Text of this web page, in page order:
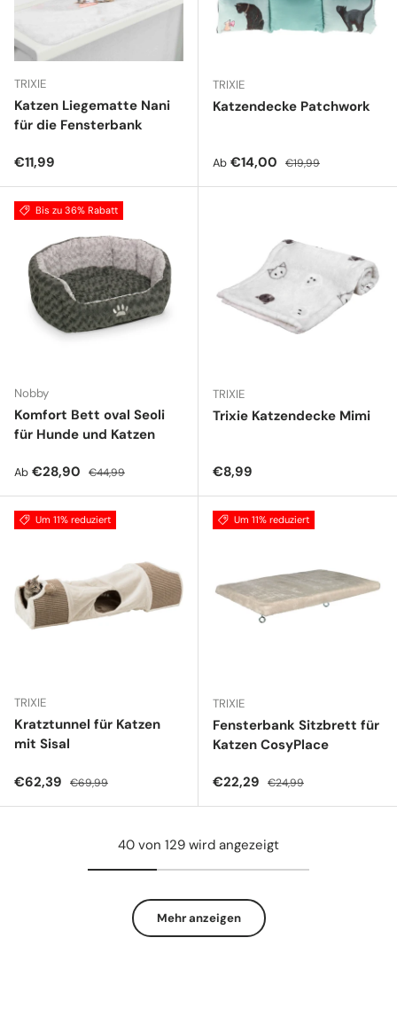
TRIXIE
Katzen Liegematte Nani
für die Fensterbank
Normaler Preis
€11,99
TRIXIE
Katzendecke Patchwork
Verkaufspreis
Ab €14,00 Normaler Preis
€19,99
Bis zu 36% Rabatt
Nobby
Komfort Bett oval Seoli
für Hunde und Katzen
Verkaufspreis
Ab €28,90 Normaler Preis
€44,99
TRIXIE
Trixie Katzendecke Mimi
Normaler Preis
€8,99
Um 11% reduziert
TRIXIE
Kratztunnel für Katzen
mit Sisal
Verkaufspreis
€62,39 Normaler Preis
€69,99
Um 11% reduziert
TRIXIE
Fensterbank Sitzbrett für
Katzen CosyPlace
Verkaufspreis
€22,29 Normaler Preis
€24,99
40 von 129 wird angezeigt
Mehr anzeigen